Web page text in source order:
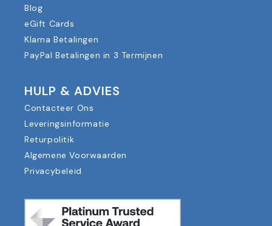
Blog
eGift Cards
Klarna Betalingen
PayPal Betalingen in 3 Termijnen
HULP & ADVIES
Contacteer Ons
Leveringsinformatie
Returpolitik
Algemene Voorwaarden
Privacybeleid